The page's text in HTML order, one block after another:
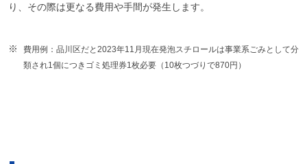
り、その際は更なる費用や手間が発生します。
費用例：品川区だと2023年11月現在発泡スチロールは事業系ごみとして分
類され1個につきゴミ処理券1枚必要（10枚つづりで870円）